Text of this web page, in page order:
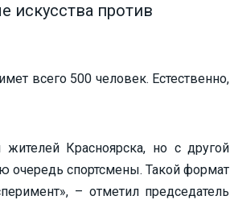
искусства против
всего 500 человек. Естественно,
Красноярска, но с другой
очередь спортсмены. Такой формат
– отметил председатель